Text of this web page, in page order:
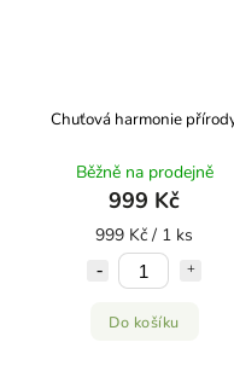
Chuťová harmonie
Běžně na prodejně
999 Kč
999 Kč / 1 ks
Do košíku